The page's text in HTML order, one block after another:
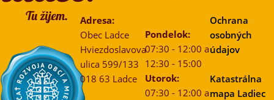
Adresa:
Obec Ladce
Hviezdoslavova
ulica 599/133
018 63 Ladce
Pondelok:
07:30 - 12:00 a
12:30 - 15:00
Utorok:
07:30 - 12:00 a
Ochrana
osobných
údajov
Katastrálna
mapa Ladiec